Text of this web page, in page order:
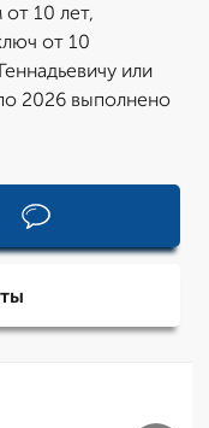
10 лет,
от 10
или
2026 выполнено